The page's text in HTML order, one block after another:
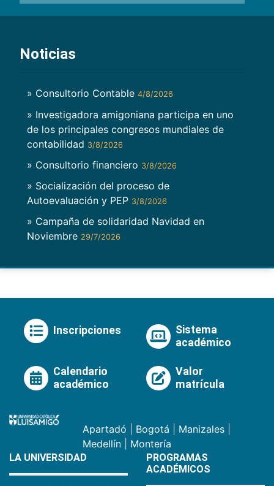
Noticias
» Consultorio Contable 4/8/2026
» Investigadora amigoniana participa en uno
de los principales congresos mundiales de
contabilidad 3/8/2026
» Consultorio financiero 3/8/2026
» Socialización del proceso de
Autoevaluación y PEP 3/8/2026
» Campaña de solidaridad Navidad en
Noviembre 29/7/2026
Inscripciones
Sistema
académico
Calendario
académico
Valor
matrícula
Apartadó Bogotá Manizales
Medellín
Montería
LA UNIVERSIDAD
PROGRAMAS
ACADÉMICOS